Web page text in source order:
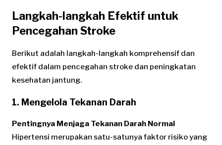
Langkah-langkah Efektif untuk
Pencegahan Stroke
Berikut adalah langkah-langkah komprehensif dan
efektif dalam pencegahan stroke dan peningkatan
kesehatan jantung.
1. Mengelola Tekanan Darah
Pentingnya Menjaga Tekanan Darah Normal
Hipertensi merupakan satu-satunya faktor risiko yang